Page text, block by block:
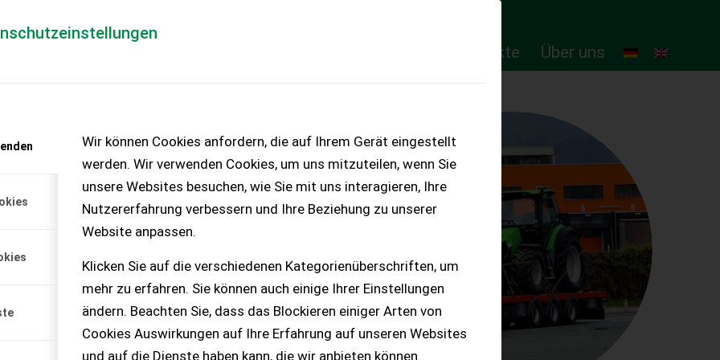
Wir können Cookies anfordern, die auf Ihrem Gerät eingestellt
werden. Wir verwenden Cookies, um uns mitzuteilen, wenn Sie
unsere Websites besuchen, wie Sie mit uns interagieren, Ihre
Nutzererfahrung verbessern und Ihre Beziehung zu unserer
Website anpassen.
Klicken Sie auf die verschiedenen Kategorienüberschriften, um
mehr zu erfahren. Sie können auch einige Ihrer Einstellungen
ändern. Beachten Sie, dass das Blockieren einiger Arten von
Cookies Auswirkungen auf Ihre Erfahrung auf unseren Websites
und auf die Dienste haben kann, die wir anbieten können.
Online-Produkte Über uns
– KEINE
1 Zahradgetriebe 540
Flansch Verste...